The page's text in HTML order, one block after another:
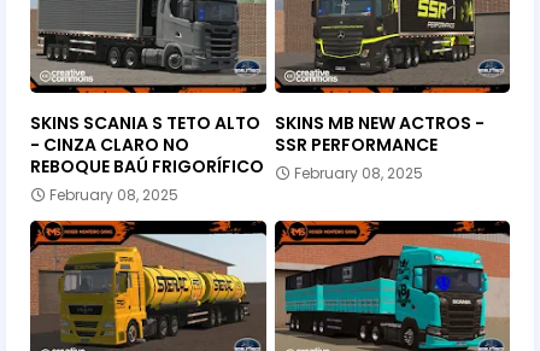
SKINS SCANIA S TETO ALTO
- CINZA CLARO NO
REBOQUE BAÚ FRIGORÍFICO
February 08, 2025
SKINS MB NEW ACTROS -
SSR PERFORMANCE
February 08, 2025